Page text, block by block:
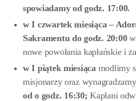
spowiadamy od godz. 17:00.
w I czwartek miesiąca –
Sakramentu do godz. 20:00w
nowe powołania kapłańskie i
w I piątek miesiącamodlimy
misjonarzy oraz
od o godz. 16:30;Kapłani